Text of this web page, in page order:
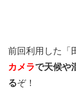
前回利用した「
カメラで天候や
るぞ！